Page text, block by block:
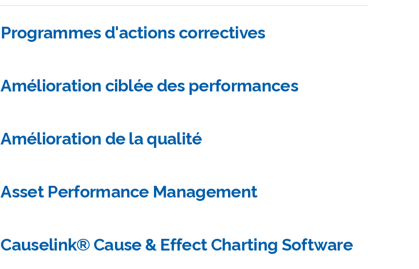
Programmes d'actions correctives
Amélioration ciblée des performances
Amélioration de la qualité
Asset Performance Management
Causelink® Cause & Effect Charting Software